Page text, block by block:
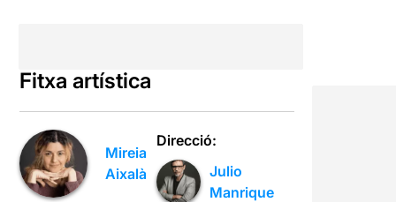
Fitxa artística
Mireia
Aixalà
Direcció:
Julio
Manrique